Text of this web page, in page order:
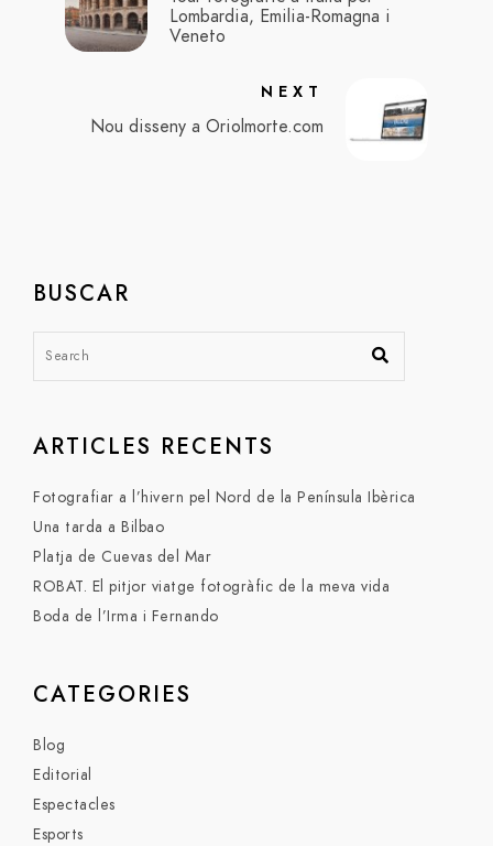
Lombardia, Emilia-Romagna i
Veneto
NEXT
Nou disseny a Oriolmorte.com
BUSCAR
ARTICLES RECENTS
Fotografiar a l’hivern pel Nord de la Península Ibèrica
Una tarda a Bilbao
Platja de Cuevas del Mar
ROBAT. El pitjor viatge fotogràfic de la meva vida
Boda de l’Irma i Fernando
CATEGORIES
Blog
Editorial
Espectacles
Esports